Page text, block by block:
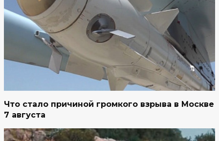
Что стало причиной громкого взрыва в Москве
7 августа